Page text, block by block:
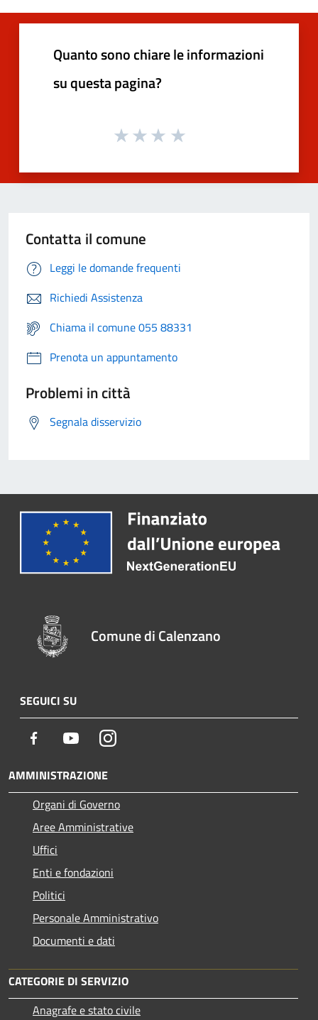
Quanto sono chiare le informazioni
su questa pagina?
Contatta il comune
Leggi le domande frequenti
Richiedi Assistenza
Chiama il comune 055 88331
Prenota un appuntamento
Problemi in città
Segnala disservizio
Comune di Calenzano
SEGUICI SU
Facebook YoutubeInstagram
AMMINISTRAZIONE
Organi di Governo
Aree Amministrative
Uffici
Enti e fondazioni
Politici
Personale Amministrativo
Documenti e dati
CATEGORIE DI SERVIZIO
Anagrafe e stato civile